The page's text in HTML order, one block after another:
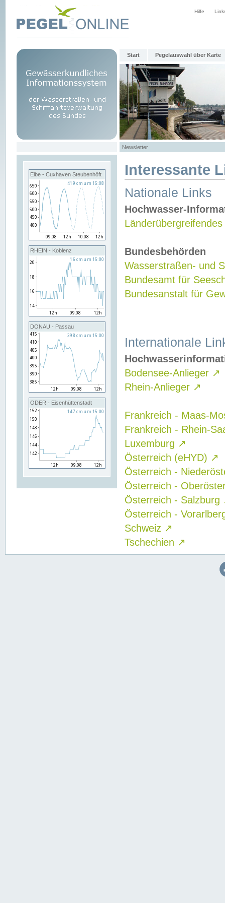
Hilfe
Start Pegelauswahl über Karte
Newsletter
Elbe - Cuxhaven Steubenhöft
RHEIN - Koblenz
DONAU - Passau
ODER - Eisenhüttenstadt
Interessante
Nationale Links
Hochwasser-
Bundesbehörden
Wasserstraßen- und
Bundesamt für
Bundesanstalt für
Internationale
Bodensee-Anlieger ↗
Rhein-Anlieger ↗
Frankreich - Maas-
Frankreich - Rhein-
Luxemburg ↗
Österreich (eHYD) ↗
Österreich -
Österreich -
Österreich - Salzburg
Österreich -
Schweiz ↗
Tschechien ↗